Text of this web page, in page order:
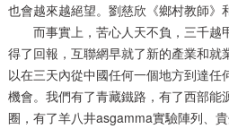
也會越來越絕望。劉慈欣《鄉村教師》
而事實上，苦心人天不負，三千越
得了回報，互聯網早就了新的產業和就
以在三天內從中國任何一個地方到達任
機會。我們有了青藏鐵路，有了西部能
圈，有了羊八井asgamma實驗陣列、